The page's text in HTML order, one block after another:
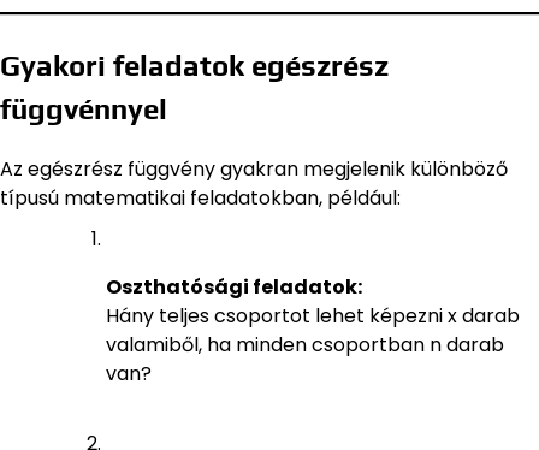
Gyakori feladatok egészrész
függvénnyel
Az egészrész függvény gyakran megjelenik különböző
típusú matematikai feladatokban, például:
Oszthatósági feladatok:
Hány teljes csoportot lehet képezni x darab
valamiből, ha minden csoportban n darab
van?